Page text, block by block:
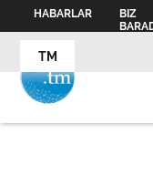
HABARLAR
BIZ
TM